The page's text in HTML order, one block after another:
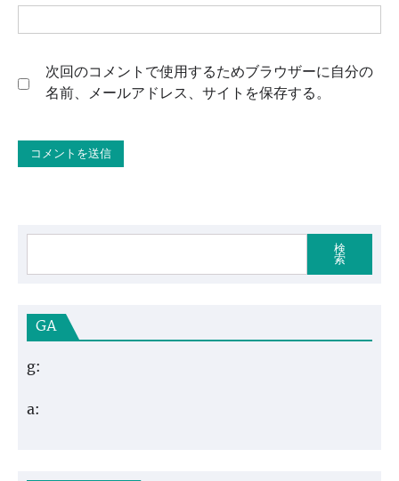
次回のコメントで使用するためブラウザーに自分の
名前、メールアドレス、サイトを保存する。
検
索
GA
g:
a: